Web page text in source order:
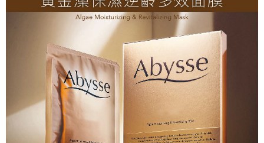
新竹貨運
每筆NT$80，滿NT$2,000(含以上)免運費
每筆NT$120，滿NT$2,000(含以上)免運費
海外國家/配送